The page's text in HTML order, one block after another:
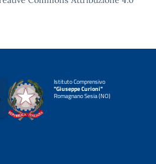
Istituto Comprensivo
"Giuseppe Curioni"
Romagnano Sesia (NO)